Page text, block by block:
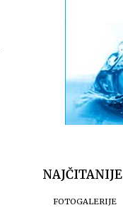
NAJČITANIJE
FOTOGALERIJE